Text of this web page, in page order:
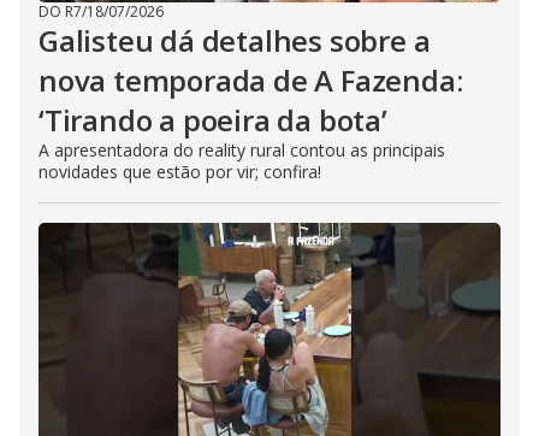
DO R7/18/07/2026
Galisteu dá detalhes sobre a
nova temporada de A Fazenda:
‘Tirando a poeira da bota’
A apresentadora do reality rural contou as principais
novidades que estão por vir; confira!